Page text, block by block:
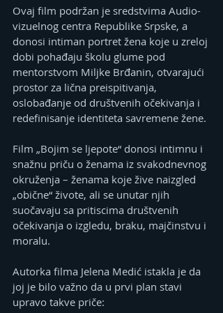
Ovaj film podržan je sredstvima Audio-
vizuelnog centra Republike Srpske, a
donosi intiman portret žena koje u zreloj
dobi pohađaju školu glume pod
mentorstvom Miljke Brđanin, otvarajući
prostor za lična preispitivanja,
oslobađanje od društvenih očekivanja i
redefinisanje identiteta savremene žene.
Film „Bojim se ljepote“ donosi intimnu i
snažnu priču o ženama iz svakodnevnog
okruženja – ženama koje žive naizgled
„obične“ živote, ali se unutar njih
suočavaju sa pritiscima društvenih
očekivanja o izgledu, braku, majčinstvu i
moralu.
Autorka filma Jelena Medić istakla je da
joj je bilo važno da u prvi plan stavi
upravo takve priče: